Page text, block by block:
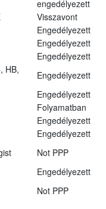
engedélyezett
Visszavont
Engedélyezett
Engedélyezett
Engedélyezett
HB,
Engedélyezett
Engedélyezett
Folyamatban
Engedélyezett
Engedélyezett
Not PPP
Engedélyezett
Not PPP